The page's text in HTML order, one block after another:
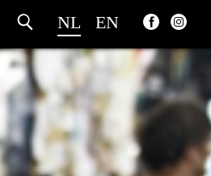
NL EN